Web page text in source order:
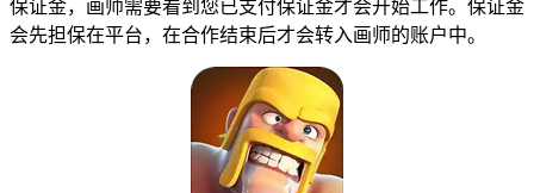
保证金，画师需要看到您已支付保证金才会开始工作。保证金
会先担保在平台，在合作结束后才会转入画师的账户中。